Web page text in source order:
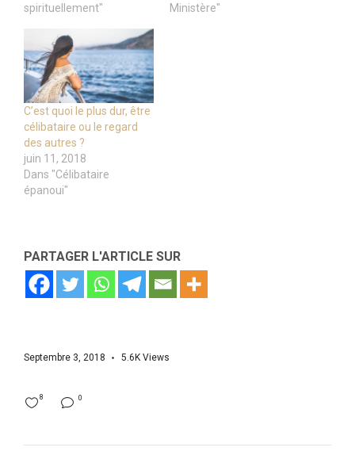
spirituellement"
Ministère"
C’est quoi le plus dur, être
célibataire ou le regard
des autres ?
juin 11, 2018
Dans "Célibataire
épanoui"
PARTAGER L'ARTICLE SUR
Septembre 3, 2018 5.6K Views
0
8